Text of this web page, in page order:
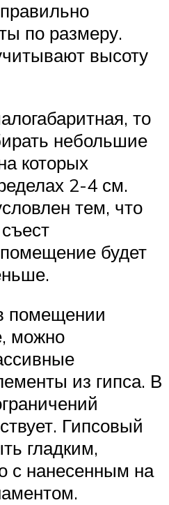
по размеру.
высоту
то
небольшие
которых
2-4 см.
тем, что
будет
помещении
можно
из гипса. В
Гипсовый
гладким,
с нанесенным на